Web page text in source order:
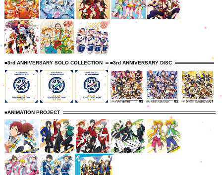
■3rd ANNIVERSARY SOLO COLLECTION ■3rd ANNIVERSARY DISC
■ANIMATION PROJECT